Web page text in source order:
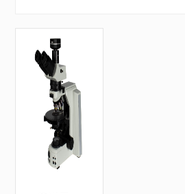
集成系统